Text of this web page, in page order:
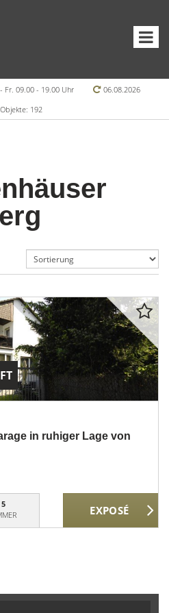
Fr. 09.00 - 19.00 Uhr
06.08.2026
Objekte: 192
in ruhiger Lage von
5